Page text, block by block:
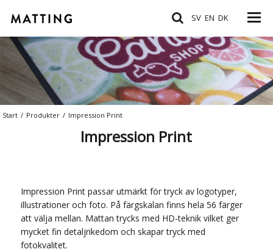
SV EN DK
Start / Produkter / Impression Print
Impression Print
Impression Print passar utmärkt för tryck av logotyper,
illustrationer och foto. På färgskalan finns hela 56 färger
att välja mellan. Mattan trycks med HD-teknik vilket ger
mycket fin detaljrikedom och skapar tryck med
fotokvalitet.